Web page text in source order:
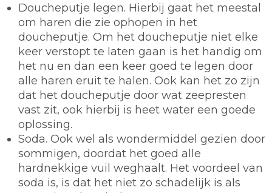
Doucheputje legen. Hierbij gaat het meestal
om haren die zie ophopen in het
doucheputje. Om het doucheputje niet elke
keer verstopt te laten gaan is het handig om
het nu en dan een keer goed te legen door
alle haren eruit te halen. Ook kan het zo zijn
dat het doucheputje door wat zeepresten
vast zit, ook hierbij is heet water een goede
oplossing.
Soda. Ook wel als wondermiddel gezien door
sommigen, doordat het goed alle
hardnekkige vuil weghaalt. Het voordeel van
soda is, is dat het niet zo schadelijk is als